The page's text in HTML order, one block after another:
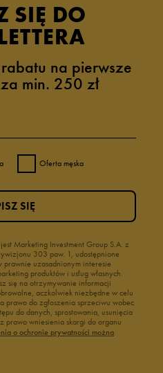
SIĘ DO
na pierwsze
min. 250 zł
Oferta męska
Marketing Investment Group S.A. z
303 paw. 1, udostępnione
uzasadnionym interesie
produktów i usług własnych.
się na otrzymywanie informacji
aczkolwiek niezbędne w celu
prawo do zgłoszenia sprzeciwu wobec
do danych, sprostowania, usunięcia
wniesienia skargi do organu
o ochronie prywatności można
SIĘ